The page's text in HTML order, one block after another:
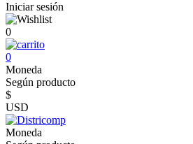
Iniciar sesión
0
0
Moneda
Según producto
$
USD
Moneda